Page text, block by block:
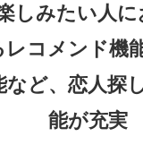
しみたい人に
レコメンド機
など、恋人探
能が充実